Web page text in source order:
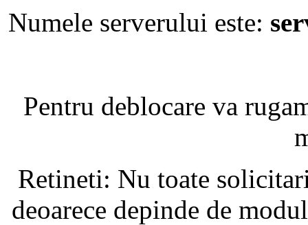
Numele serverului este:
Pentru deblocare va
Retineti: Nu toate
deoarece depinde de